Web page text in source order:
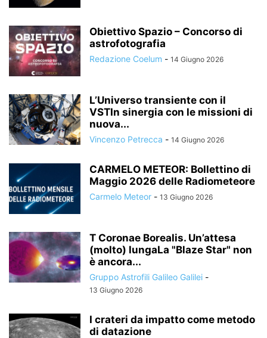
Obiettivo Spazio – Concorso di
astrofotografia
Redazione Coelum - 14 Giugno 2026
L’Universo transiente con il
VSTIn sinergia con le missioni di
nuova...
Vincenzo Petrecca - 14 Giugno 2026
CARMELO METEOR: Bollettino di
Maggio 2026 delle Radiometeore
Carmelo Meteor - 13 Giugno 2026
T Coronae Borealis. Un’attesa
(molto) lungaLa "Blaze Star" non
è ancora...
Gruppo Astrofili Galileo Galilei -
13 Giugno 2026
I crateri da impatto come metodo
di datazione